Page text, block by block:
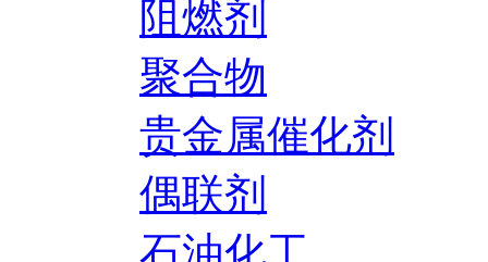
阻燃剂
聚合物
贵金属催化剂
偶联剂